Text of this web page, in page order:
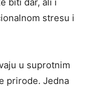
stresu i
u suprotnim
prirode. Jedna